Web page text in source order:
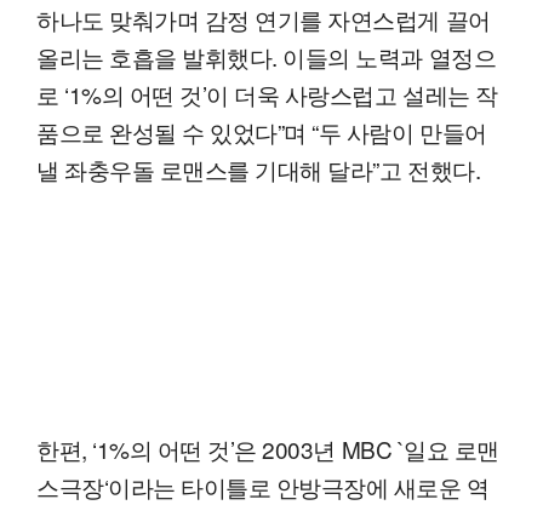
하나도 맞춰가며 감정 연기를 자연스럽게 끌어
올리는 호흡을 발휘했다. 이들의 노력과 열정으
로 ‘1%의 어떤 것’이 더욱 사랑스럽고 설레는 작
품으로 완성될 수 있었다”며 “두 사람이 만들어
낼 좌충우돌 로맨스를 기대해 달라”고 전했다.
한편, ‘1%의 어떤 것’은 2003년 MBC `일요 로맨
스극장‘이라는 타이틀로 안방극장에 새로운 역